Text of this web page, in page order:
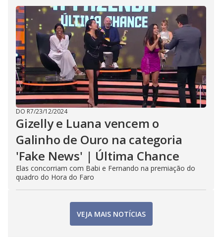
DO R7/23/12/2024
Gizelly e Luana vencem o
Galinho de Ouro na categoria
'Fake News' | Última Chance
Elas concorriam com Babi e Fernando na premiação do
quadro do Hora do Faro
VEJA MAIS NOTÍCIAS